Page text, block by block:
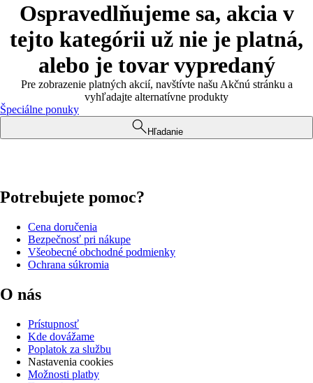
Ospravedlňujeme sa, akcia v
tejto kategórii už nie je platná,
alebo je tovar vypredaný
Pre zobrazenie platných akcií, navštívte našu Akčnú stránku a
vyhľadajte alternatívne produkty
Špeciálne ponuky
Hľadanie
Potrebujete pomoc?
Cena doručenia
Bezpečnosť pri nákupe
Všeobecné obchodné podmienky
Ochrana súkromia
O nás
Prístupnosť
Kde dovážame
Poplatok za službu
Nastavenia cookies
Možnosti platby